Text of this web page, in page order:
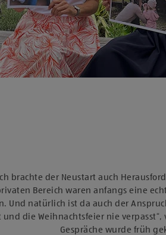
brachte der Neustart auch
Bereich waren anfangs eine
Und natürlich ist da auch der
und die Weihnachtsfeier nie
Gespräche wurde früh